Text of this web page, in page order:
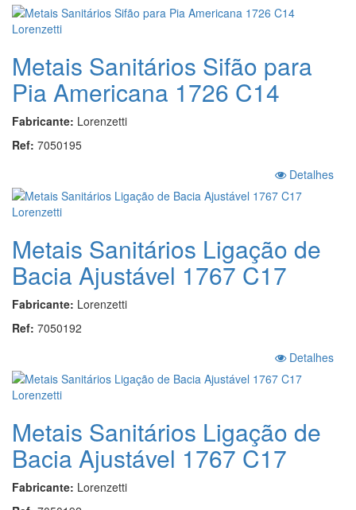
Metais Sanitários Sifão para
Pia Americana 1726 C14
Fabricante: Lorenzetti
Ref: 7050195
Detalhes
Metais Sanitários Ligação de
Bacia Ajustável 1767 C17
Fabricante: Lorenzetti
Ref: 7050192
Detalhes
Metais Sanitários Ligação de
Bacia Ajustável 1767 C17
Fabricante: Lorenzetti